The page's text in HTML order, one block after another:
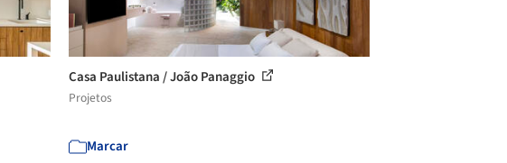
Casa Paulistana / João Panaggio
Projetos
Marcar